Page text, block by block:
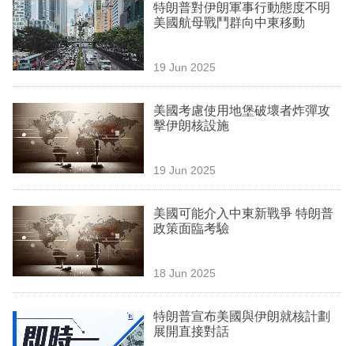
職
場
生
時
事
欄
訂
閱
特朗普對伊朗軍事行動態度不明
美國航母戰鬥群向中東移動
19 Jun 2025
美國考慮使用地堡破壞者炸彈攻
擊伊朗核設施
19 Jun 2025
美國可能介入中東新戰爭 特朗普
政策面臨考驗
18 Jun 2025
特朗普宣布美國與伊朗就核計劃
展開直接對話